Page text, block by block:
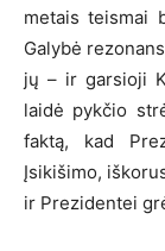
metais teismai
Galybė
jų – ir garsioji
laidė pykčio
faktą, kad
Įsikišimo,
ir Prezidentei